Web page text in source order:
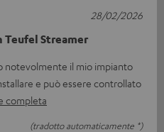
Streamer
notevolmente il mio impianto
e può essere controllato
completa
(tradotto automaticamente *)
28/02/2026